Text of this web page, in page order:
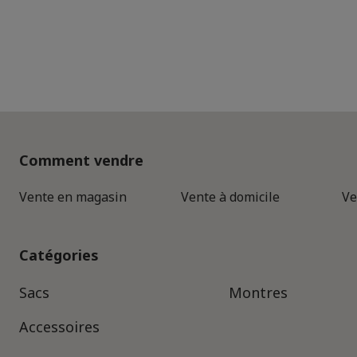
Comment vendre
Vente en magasin Vente à domicile
Catégories
Sacs
Montres
Accessoires